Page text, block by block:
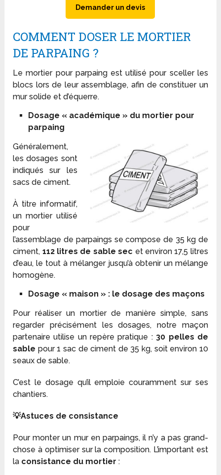
Demander un devis
COMMENT DOSER LE MORTIER
DE PARPAING ?
Le mortier pour parpaing est utilisé pour sceller les
blocs lors de leur assemblage, afin de constituer un
mur solide et d’équerre.
Dosage « académique » du mortier pour
parpaing
Généralement,
les dosages sont
indiqués sur les
sacs de ciment.
À titre informatif,
un mortier utilisé
pour
l’assemblage de parpaings se compose de 35 kg de
ciment, 112 litres de sable sec et environ 17,5 litres
d’eau, le tout à mélanger jusqu’à obtenir un mélange
homogène.
Dosage « maison » : le dosage des maçons
Pour réaliser un mortier de manière simple, sans
regarder précisément les dosages, notre maçon
partenaire utilise un repère pratique :30 pelles de
sable pour 1 sac de ciment de 35 kg, soit environ 10
seaux de sable.
C’est le dosage qu’il emploie couramment sur ses
chantiers.
💡Astuces de consistance
Pour monter un mur en parpaings, il n’y a pas grand-
chose à optimiser sur la composition. L’important est
la consistance du mortier :